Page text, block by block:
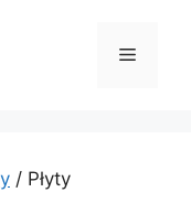
Menu
/ Płyty